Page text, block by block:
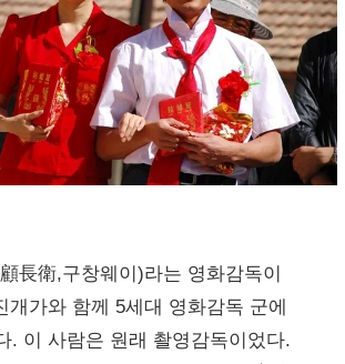
長衛,구창웨이)라는 영화감독이
개가와 함께 5세대 영화감독 군에
. 이 사람은 원래 촬영감독이었다.